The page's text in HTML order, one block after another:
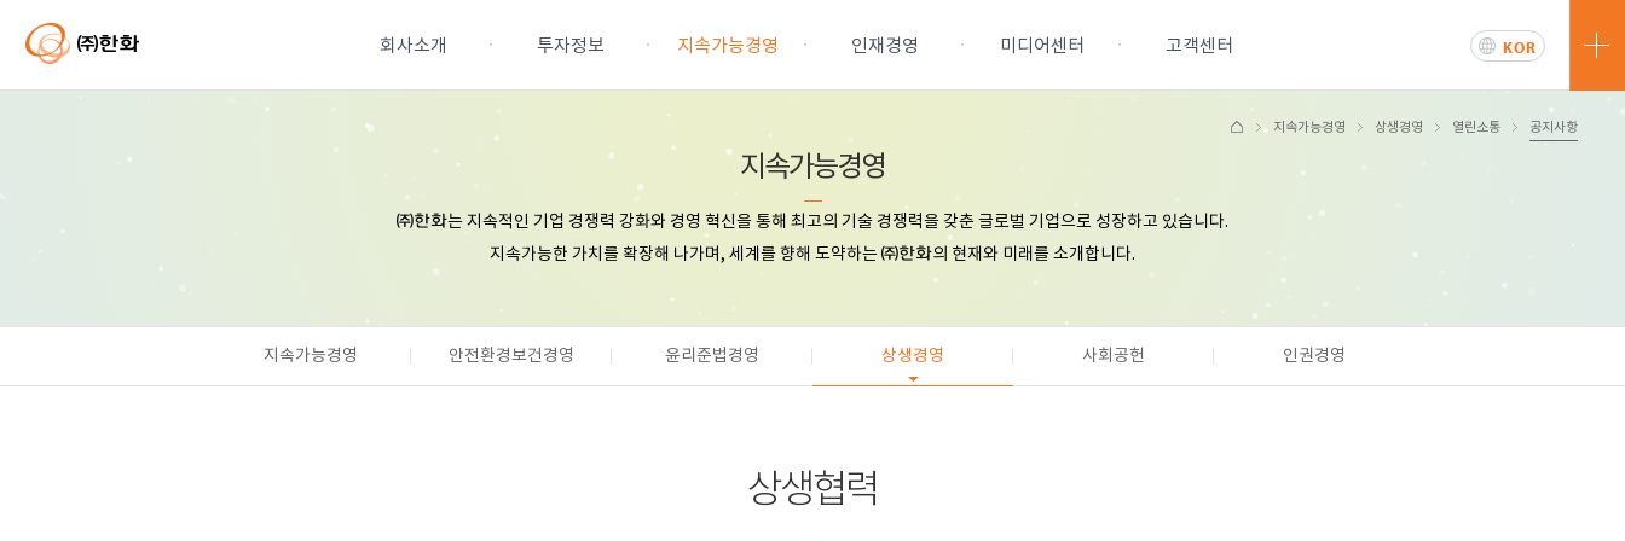
회사소개 투자정보
주식정보
IR 자료실
기업지배구조
지속가능경영
지속가능경영
안전환경보건경영
사회공헌
인권경영
인재경영
인재상
채용전형
미디어센터
보도자료
고객센터
문의하기
KOR
지속가능경영 상생경영 열린소통 공지사항
지속가능경영
㈜한화는 지속적인 기업 경쟁력 강화와 경영 혁신을 통해 최고의 기술 경쟁력을 갖춘 글로벌 기업으로 성장하고 있습니다.
지속가능한 가치를 확장해 나가며, 세계를 향해 도약하는 ㈜한화의 현재와 미래를 소개합니다.
지속가능경영 안전환경보건경영 윤리준법경영
조직
준법통제기준
상생경영 사회공헌 인권경영
상생협력